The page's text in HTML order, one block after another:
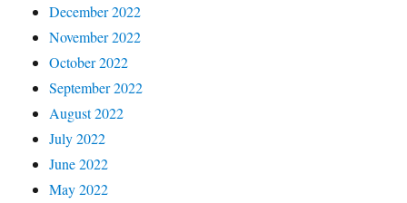
December 2022
November 2022
October 2022
September 2022
August 2022
July 2022
June 2022
May 2022